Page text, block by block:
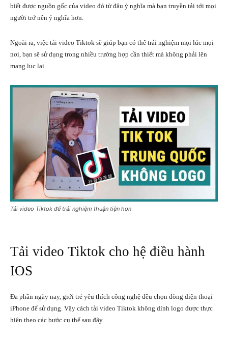
biết được nguồn gốc của video đó từ đâu ý nghĩa mà bạn truyền tải tới mọi
người trở nên ý nghĩa hơn.
Ngoài ra, việc tải video Tiktok sẽ giúp bạn có thể trải nghiệm mọi lúc mọi
nơi, bạn sẽ sử dụng trong nhiều trường hợp cần thiết mà không phải lên
mạng lục lại.
Tải video Tiktok để trải nghiệm thuận tiện hơn
Tải video Tiktok cho hệ điều hành
IOS
Đa phần ngày nay, giới trẻ yêu thích công nghệ đều chọn dòng điện thoại
iPhone để sử dụng. Vậy cách tải video Tiktok không dính logo được thực
hiện theo các bước cụ thể sau đây.